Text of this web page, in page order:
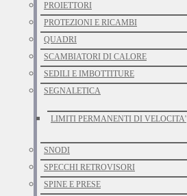
PROIETTORI
PROTEZIONI E RICAMBI
QUADRI
SCAMBIATORI DI CALORE
SEDILI E IMBOTTITURE
SEGNALETICA
LIMITI PERMANENTI DI VELOCITA'
SNODI
SPECCHI RETROVISORI
SPINE E PRESE